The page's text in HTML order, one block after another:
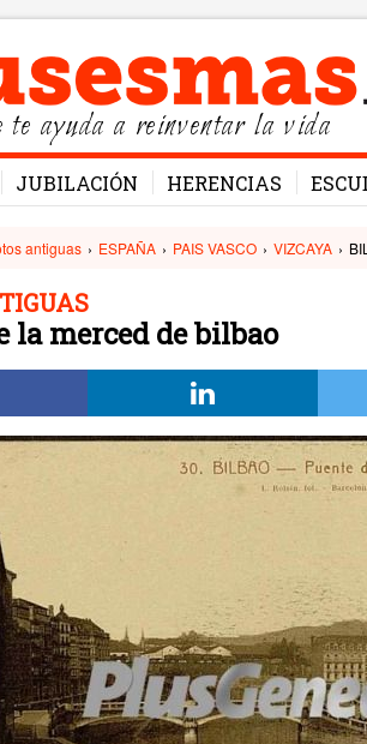
te ayuda a reinventar la vida
JUBILACIÓN HERENCIAS
antiguas › ESPAÑA › PAIS VASCO › VIZCAYA ›
la merced de bilbao